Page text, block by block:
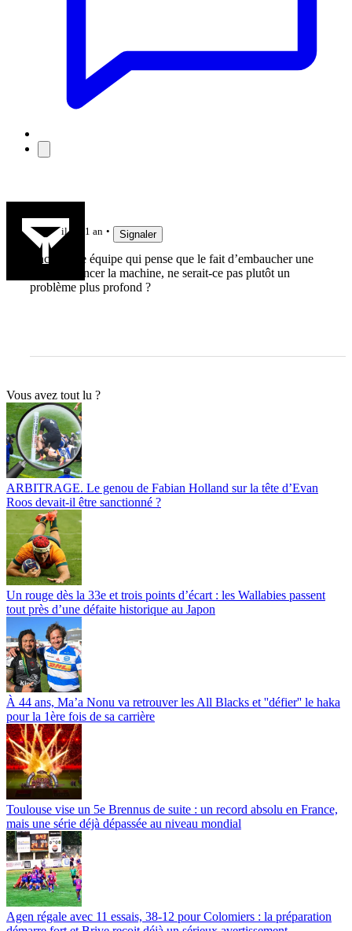
il y a 1 an Signaler
Encore une équipe qui pense que le fait d’embaucher une
star va relancer la machine, ne serait-ce pas plutôt un
problème plus profond ?
Vous avez tout lu ?
ARBITRAGE. Le genou de Fabian Holland sur la tête d’Evan
Roos devait-il être sanctionné ?
Un rouge dès la 33e et trois points d’écart : les Wallabies passent
tout près d’une défaite historique au Japon
À 44 ans, Ma’a Nonu va retrouver les All Blacks et ''défier'' le haka
pour la 1ère fois de sa carrière
Toulouse vise un 5e Brennus de suite : un record absolu en France,
mais une série déjà dépassée au niveau mondial
Agen régale avec 11 essais, 38-12 pour Colomiers : la préparation